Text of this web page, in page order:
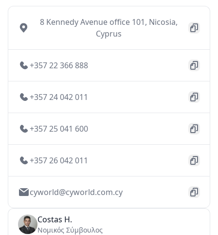
8 Kennedy Avenue office 101, Nicosia,
Cyprus
+357 22 366 888
+357 24 042 011
+357 25 041 600
+357 26 042 011
cyworld@cyworld.com.cy
Costas H.
Νομικός Σύμβουλος